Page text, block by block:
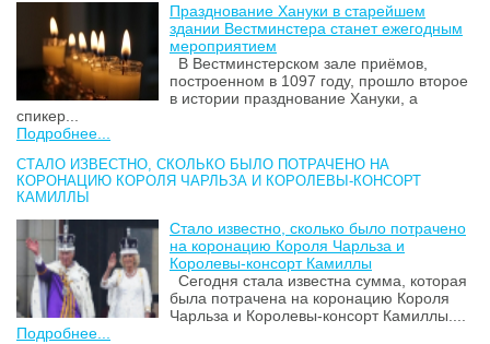
Празднование Хануки в старейшем
здании Вестминстера станет ежегодным
мероприятием
В Вестминстерском зале приёмов,
построенном в 1097 году, прошло второе
в истории празднование Хануки, а
спикер...
Подробнее...
СТАЛО ИЗВЕСТНО, СКОЛЬКО БЫЛО ПОТРАЧЕНО НА
КОРОНАЦИЮ КОРОЛЯ ЧАРЛЬЗА И КОРОЛЕВЫ-КОНСОРТ
КАМИЛЛЫ
Стало известно, сколько было потрачено
на коронацию Короля Чарльза и
Королевы-консорт Камиллы
Сегодня стала известна сумма, которая
была потрачена на коронацию Короля
Чарльза и Королевы-консорт Камиллы....
Подробнее...